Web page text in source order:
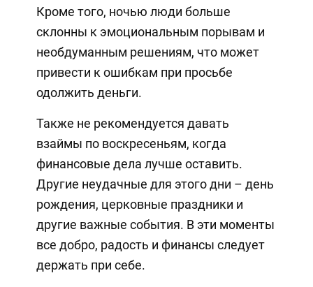
Кроме того, ночью люди больше
склонны к эмоциональным порывам и
необдуманным решениям, что может
привести к ошибкам при просьбе
одолжить деньги.
Также не рекомендуется давать
взаймы по воскресеньям, когда
финансовые дела лучше оставить.
Другие неудачные для этого дни – день
рождения, церковные праздники и
другие важные события. В эти моменты
все добро, радость и финансы следует
держать при себе.